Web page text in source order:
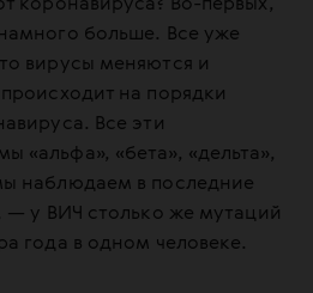
коронавируса? Во-первых,
больше. Все уже
вирусы меняются и
на порядки
Все эти
«альфа», «бета», «дельта»,
наблюдаем в последние
— у ВИЧ столько же мутаций
года в одном человеке.